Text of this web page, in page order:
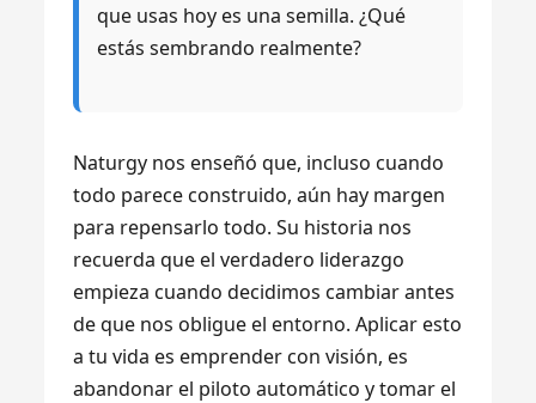
que usas hoy es una semilla. ¿Qué
estás sembrando realmente?
Naturgy nos enseñó que, incluso cuando
todo parece construido, aún hay margen
para repensarlo todo. Su historia nos
recuerda que el verdadero liderazgo
empieza cuando decidimos cambiar antes
de que nos obligue el entorno. Aplicar esto
a tu vida es emprender con visión, es
abandonar el piloto automático y tomar el